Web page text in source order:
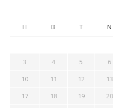
H B T N
3
4 5 6
10
11 12 13
17
18 19 20